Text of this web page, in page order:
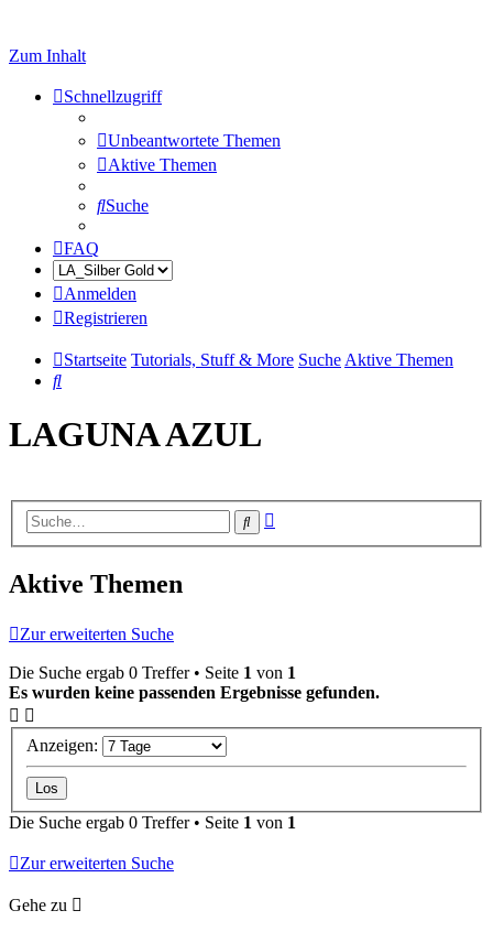
Zum Inhalt
Schnellzugriff
Unbeantwortete Themen
Aktive Themen
Suche
FAQ
Anmelden
Registrieren
Startseite Tutorials, Stuff & More Suche Aktive Themen
Suche
LAGUNA AZUL
Suche
Aktive Themen
Zur erweiterten Suche
Die Suche ergab 0 Treffer • Seite 1 von 1
Es wurden keine passenden Ergebnisse gefunden.
Anzeigen:
Die Suche ergab 0 Treffer • Seite 1 von 1
Zur erweiterten Suche
Gehe zu